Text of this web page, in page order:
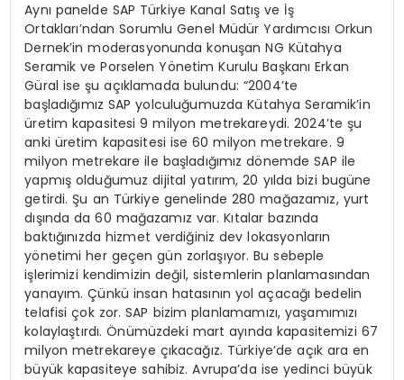
Aynı panelde SAP Türkiye Kanal Satış ve İş
Ortakları’ndan Sorumlu Genel Müdür Yardımcısı Orkun
Dernek’in moderasyonunda konuşan NG Kütahya
Seramik ve Porselen Yönetim Kurulu Başkanı Erkan
Güral ise şu açıklamada bulundu: “2004’te
başladığımız SAP yolculuğumuzda Kütahya Seramik’in
üretim kapasitesi 9 milyon metrekareydi. 2024’te şu
anki üretim kapasitesi ise 60 milyon metrekare. 9
milyon metrekare ile başladığımız dönemde SAP ile
yapmış olduğumuz dijital yatırım, 20 yılda bizi bugüne
getirdi. Şu an Türkiye genelinde 280 mağazamız, yurt
dışında da 60 mağazamız var. Kıtalar bazında
baktığınızda hizmet verdiğiniz dev lokasyonların
yönetimi her geçen gün zorlaşıyor. Bu sebeple
işlerimizi kendimizin değil, sistemlerin planlamasından
yanayım. Çünkü insan hatasının yol açacağı bedelin
telafisi çok zor. SAP bizim planlamamızı, yaşamımızı
kolaylaştırdı. Önümüzdeki mart ayında kapasitemizi 67
milyon metrekareye çıkacağız. Türkiye’de açık ara en
büyük kapasiteye sahibiz. Avrupa’da ise yedinci büyük